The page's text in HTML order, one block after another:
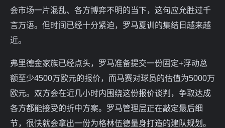
会市场一片混乱、各方博弈不明的当下，这句应允胜过千
言万语。但时间已经十分紧迫，罗马夏训的集结日越来越
近。
弗里德金家族已经点头，罗马准备提交一份固定+浮动总
额至少4500万欧元的报价，而马赛对球员的估值为5000万
欧元。双方会在近几小时内围绕这份报价谈判，争取达成
各方都能接受的折中方案。罗马管理层正在敲定最后细
节，很快就会拿出一份为格林伍德量身打造的建队规划。